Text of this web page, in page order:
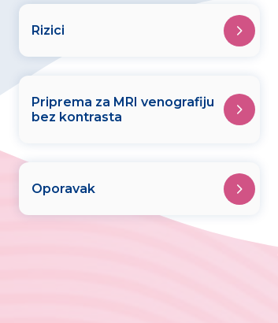
Rizici
Priprema za MRI venografiju
bez kontrasta
Oporavak